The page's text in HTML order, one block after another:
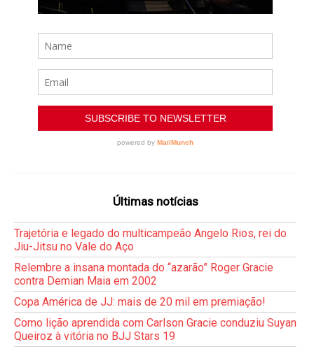
Últimas notícias
Trajetória e legado do multicampeão Angelo Rios, rei do
Jiu-Jitsu no Vale do Aço
Relembre a insana montada do “azarão” Roger Gracie
contra Demian Maia em 2002
Copa América de JJ: mais de 20 mil em premiação!
Como lição aprendida com Carlson Gracie conduziu Suyan
Queiroz à vitória no BJJ Stars 19